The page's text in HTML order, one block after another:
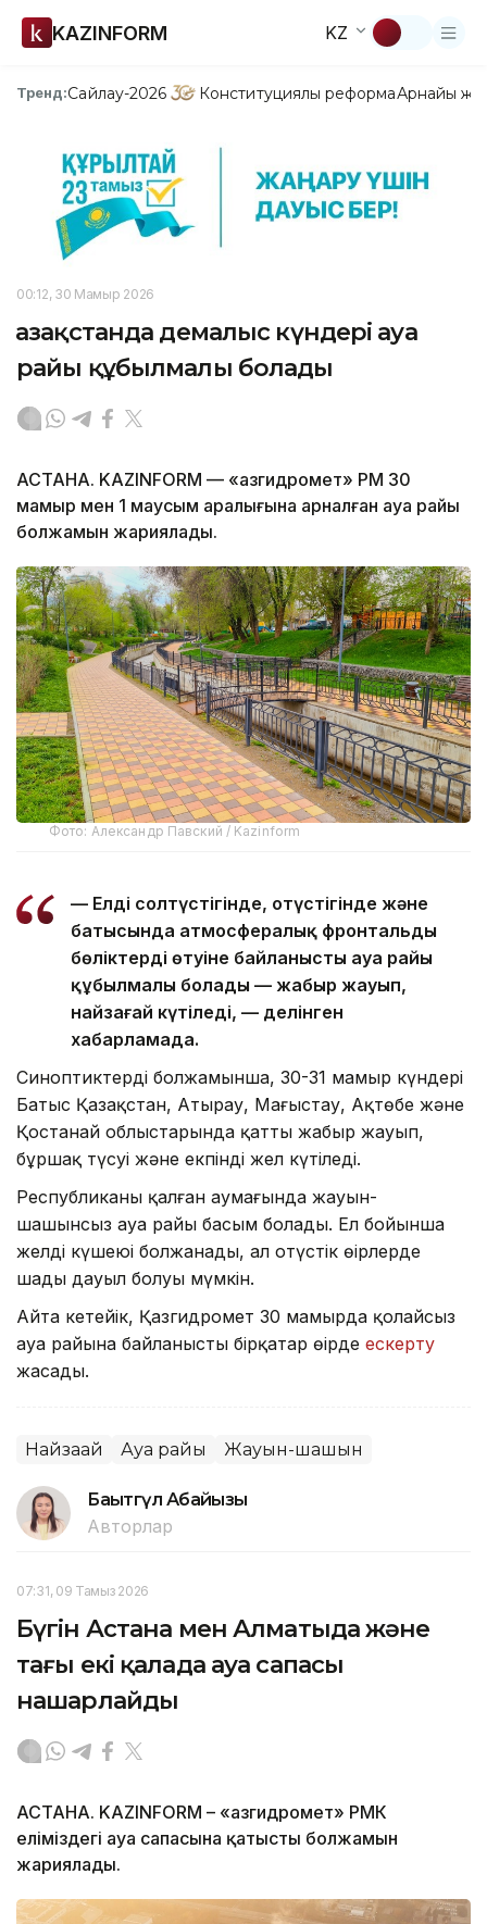
KAZINFORM KZ
Тренд:Сайлау-2026 Конституциялық реформаАрнайы
00:12, 30 Мамыр 2026
Қазақстанда демалыс күндері ауа
райы құбылмалы болады
АСТАНА. KAZINFORM — «Қазгидромет» РМҚ 30
мамыр мен 1 маусым аралығына арналған ауа райы
болжамын жариялады.
Фото: Александр Павский / Kazinform
— Елдің солтүстігінде, оңтүстігінде және
батысында атмосфералық фронтальды
бөліктердің өтуіне байланысты ауа райы
құбылмалы болады — жаңбыр жауып,
найзағай күтіледі, — делінген
хабарламада.
Синоптиктердің болжамынша, 30-31 мамыр күндері
Батыс Қазақстан, Атырау, Маңғыстау, Ақтөбе және
Қостанай облыстарында қатты жаңбыр жауып,
бұршақ түсуі және екпінді жел күтіледі.
Республиканың қалған аумағында жауын-
шашынсыз ауа райы басым болады. Ел бойынша
желдің күшеюі болжанады, ал оңтүстік өңірлерде
шаңды дауыл болуы мүмкін.
Айта кетейік, Қазгидромет 30 мамырда қолайсыз
ауа райына байланысты бірқатар өңірде ескерту
жасады.
Найзағай Ауа райы Жауын-шашын
Бақытгүл Абайқызы
Авторлар
07:31, 09 Тамыз 2026
Бүгін Астана мен Алматыда және
тағы екі қалада ауа сапасы
нашарлайды
АСТАНА. KAZINFORM – «Қазгидромет» РМК
еліміздегі ауа сапасына қатысты болжамын
жариялады.